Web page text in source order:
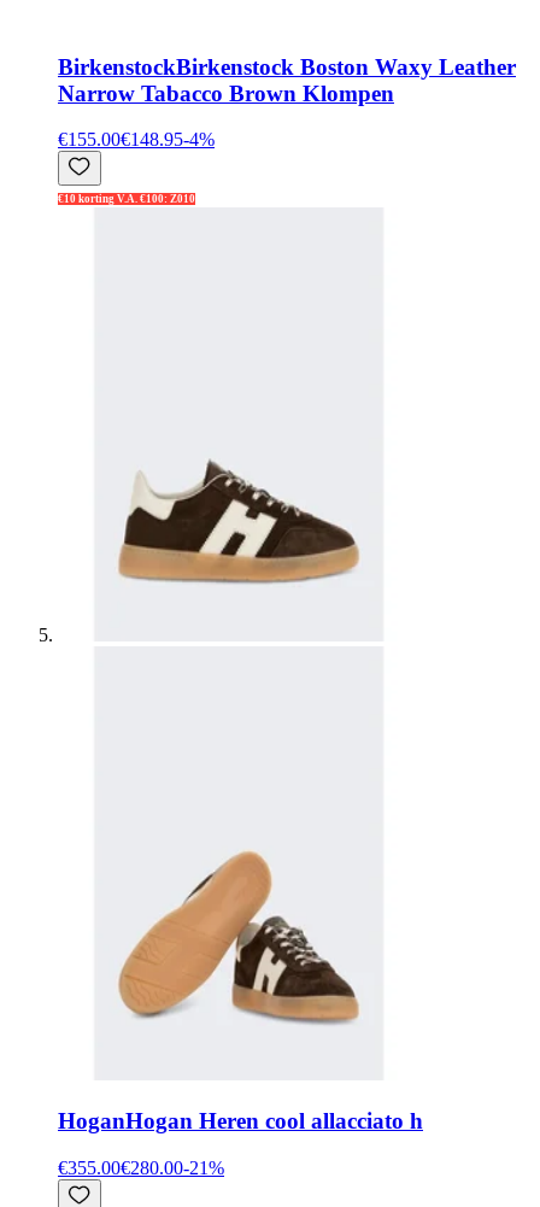
BirkenstockBirkenstock Boston Waxy Leather
Narrow Tabacco Brown Klompen
€155.00€148.95-4%
€10 korting V.A. €100: Z010
HoganHogan Heren cool allacciato h
€355.00€280.00-21%